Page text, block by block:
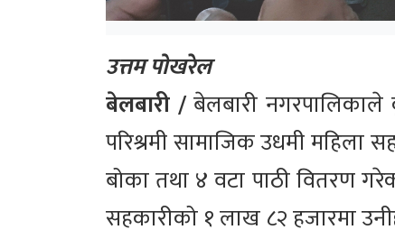
उत्तम पोखरेल
बेलबारी /बेलबारी
परिश्रमी सामाजिक उधमी महिला
बोका तथा ४ वटा पाठी वितरण
सहकारीको १ लाख ८२ हजारमा